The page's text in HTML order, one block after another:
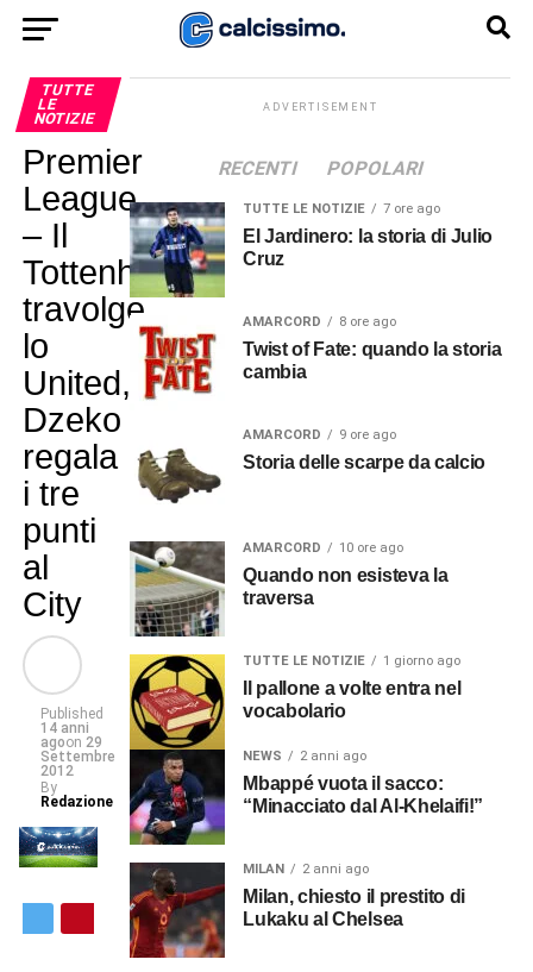
TUTTE
LE
NOTIZIE
Premier
League
– Il
Tottenham
travolge
lo
United,
Dzeko
regala
i tre
punti
al
City
Published
14 anni
agoon 29
Settembre
2012
By
Redazione
ADVERTISEMENT
RECENTI POPOLARI
TUTTE LE NOTIZIE 7 ore ago
El Jardinero: la storia di Julio
Cruz
AMARCORD 8 ore ago
Twist of Fate: quando la storia
cambia
AMARCORD 9 ore ago
Storia delle scarpe da calcio
AMARCORD 10 ore ago
Quando non esisteva la
traversa
TUTTE LE NOTIZIE 1 giorno ago
Il pallone a volte entra nel
vocabolario
NEWS 2 anni ago
Mbappé vuota il sacco:
“Minacciato dal Al-Khelaifi!”
MILAN 2 anni ago
Milan, chiesto il prestito di
Lukaku al Chelsea